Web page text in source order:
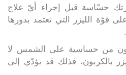
حسّاسة قبل إجراء أيّ علاج
على قوّة الليزر التي تعتمد بدورها
من حساسية على الشمس لا
بالكربون، فذلك قد يؤدّي إلى